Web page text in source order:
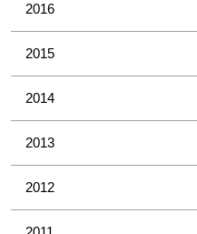
2016
2015
2014
2013
2012